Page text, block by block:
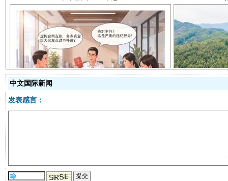
揭开“小金库”的免责幌子
中文国际新闻
发表感言：